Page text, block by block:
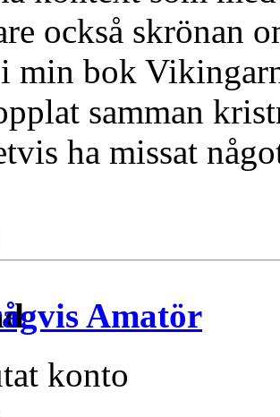
också skrönan
min bok
samman
ha missat
Amatör
konto